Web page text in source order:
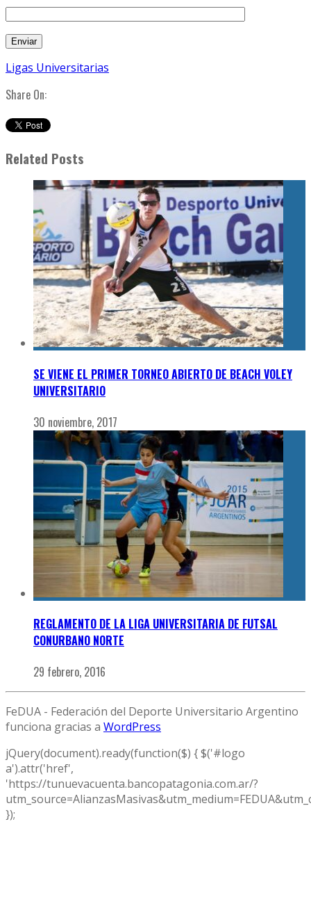
Ligas Universitarias
Share On:
Related Posts
SE VIENE EL PRIMER TORNEO ABIERTO DE BEACH VOLEY
UNIVERSITARIO
30 noviembre, 2017
REGLAMENTO DE LA LIGA UNIVERSITARIA DE FUTSAL
CONURBANO NORTE
29 febrero, 2016
FeDUA - Federación del Deporte Universitario Argentino
funciona gracias a WordPress
jQuery(document).ready(function($) { $('#logo
a').attr('href',
'https://tunuevacuenta.bancopatagonia.com.ar/?
});